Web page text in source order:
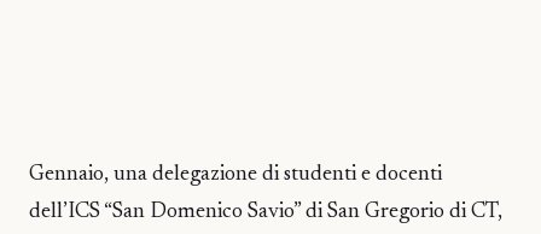
Gennaio, una delegazione di studenti e docenti
dell’ICS “San Domenico Savio” di San Gregorio di CT,